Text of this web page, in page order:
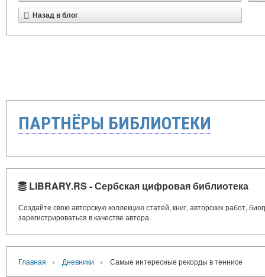
Назад в блог
ПАРТНЁРЫ БИБЛИОТЕКИ
LIBRARY.RS - Сербская цифровая библиотека
Создайте свою авторскую коллекцию статей, книг, авторских работ,
зарегистрироваться в качестве автора.
Главная › Дневники › Самые интересные рекорды в теннисе